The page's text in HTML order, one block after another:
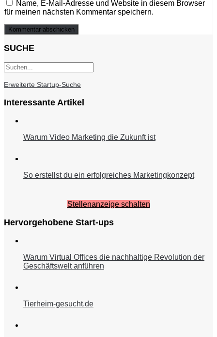
Name, E-Mail-Adresse und Website in diesem Browser
für meinen nächsten Kommentar speichern.
SUCHE
Erweiterte Startup-Suche
Interessante Artikel
Warum Video Marketing die Zukunft ist
So erstellst du ein erfolgreiches Marketingkonzept
Stellenanzeige schalten
Hervorgehobene Start-ups
Warum Virtual Offices die nachhaltige Revolution der
Geschäftswelt anführen
Tierheim-gesucht.de